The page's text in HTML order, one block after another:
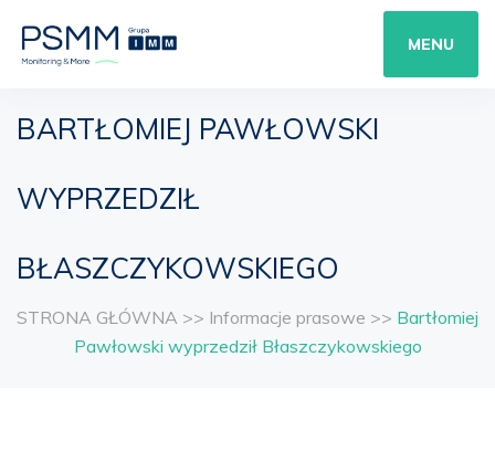
MENU
BARTŁOMIEJ PAWŁOWSKI
WYPRZEDZIŁ
BŁASZCZYKOWSKIEGO
STRONA GŁÓWNA >> Informacje prasowe >> Bartłomiej
Pawłowski wyprzedził Błaszczykowskiego